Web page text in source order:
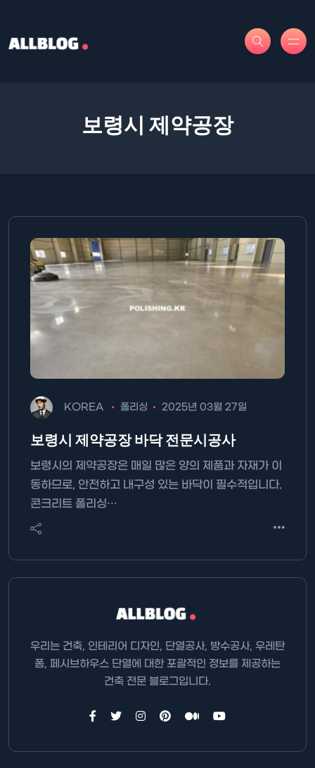
보령시 제약공장
KOREA 폴리싱 2025년 03월 27일
보령시 제약공장 바닥 전문시공사
보령시의 제약공장은 매일 많은 양의 제품과 자재가 이
동하므로, 안전하고 내구성 있는 바닥이 필수적입니다.
콘크리트 폴리싱…
우리는 건축, 인테리어 디자인, 단열공사, 방수공사, 우레탄
폼, 페시브하우스 단열에 대한 포괄적인 정보를 제공하는
건축 전문 블로그입니다.